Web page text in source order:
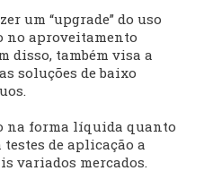
um “upgrade” do uso
no aproveitamento
disso, também visa a
soluções de baixo
na forma líquida quanto
de aplicação a
variados mercados.